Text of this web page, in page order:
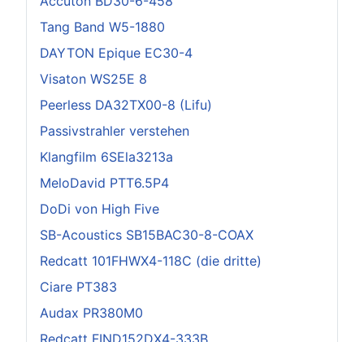
Tang Band W5-1880
DAYTON Epique EC30-4
Visaton WS25E 8
Peerless DA32TX00-8 (Lifu)
Passivstrahler verstehen
Klangfilm 6SEla3213a
MeloDavid PTT6.5P4
DoDi von High Five
SB-Acoustics SB15BAC30-8-COAX
Redcatt 101FHWX4-118C (die dritte)
Ciare PT383
Audax PR380M0
Redcatt FIND152DX4-333B